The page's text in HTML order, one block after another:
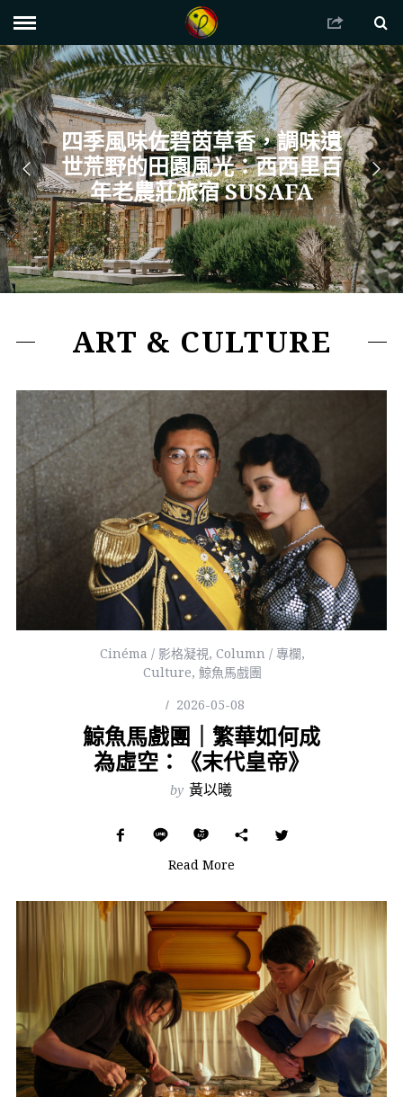
以田野為畫布，繪上花草色
澤：18 世紀老穀倉裡的田園
詩，ELBERTA BARN 旅宿
ART & CULTURE
Cinéma / 影格凝視,Column / 專欄,
Culture,鯨魚馬戲團
2026-05-08
鯨魚馬戲團｜繁華如何成
為虛空：《末代皇帝》
by 黃以曦
Read More